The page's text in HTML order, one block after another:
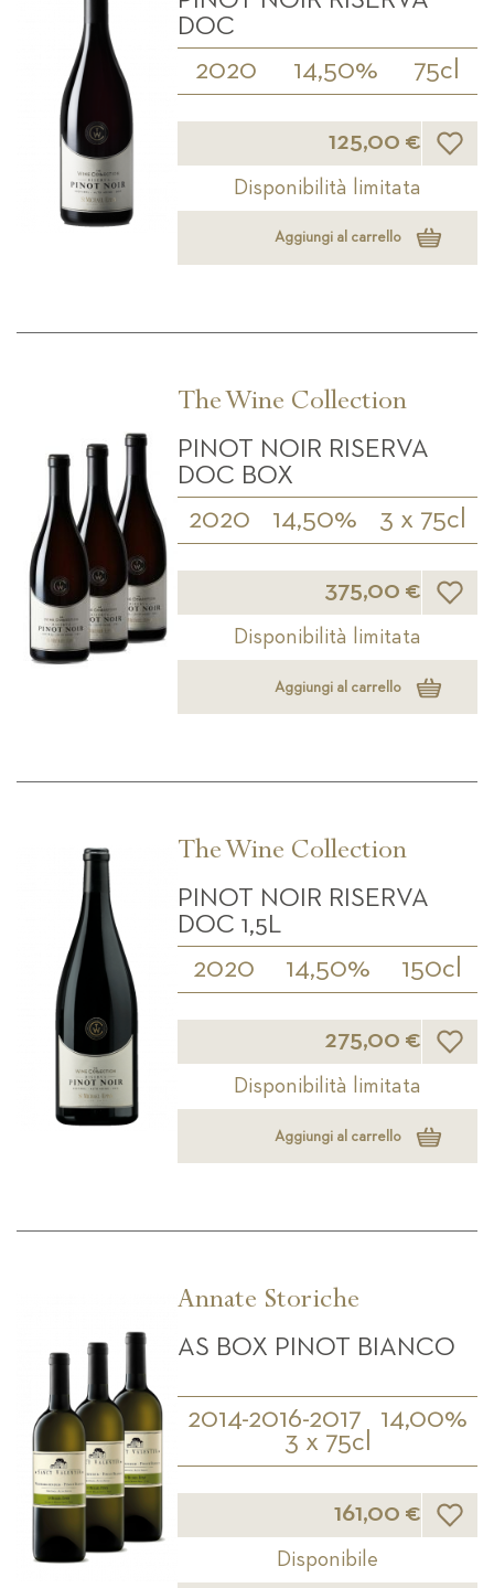
DOC
2020 14,50% 75cl
125,00 € Lista
Disponibilità limitata
Aggiungi al carrello
The Wine Collection
PINOT NOIR RISERVA
DOC BOX
2020 14,50% 3 x 75cl
375,00 € Lista
Disponibilità limitata
Aggiungi al carrello
The Wine Collection
PINOT NOIR RISERVA
DOC 1,5L
2020 14,50% 150cl
275,00 € Lista
Disponibilità limitata
Aggiungi al carrello
Annate Storiche
AS BOX PINOT BIANCO
2014-2016-2017
14,00%
3 x 75cl
161,00 €
Disponibile